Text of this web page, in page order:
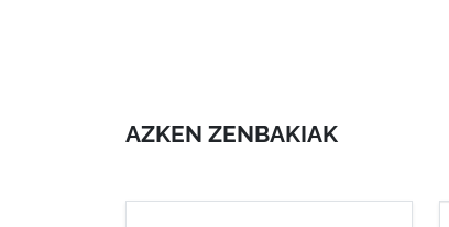
AZKEN ZENBAKIAK